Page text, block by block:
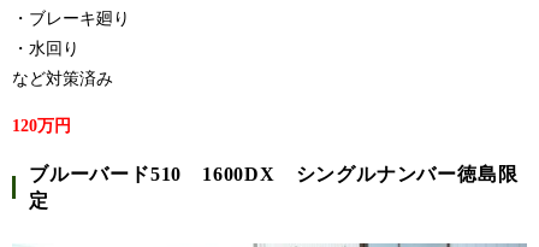
・ブレーキ廻り
・水回り
など対策済み
120万円
ブルーバード510 1600DX シングルナンバー徳島限
定